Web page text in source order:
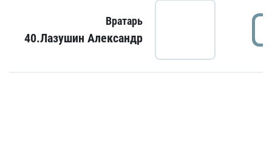
Вратарь
40.Лазушин Александр